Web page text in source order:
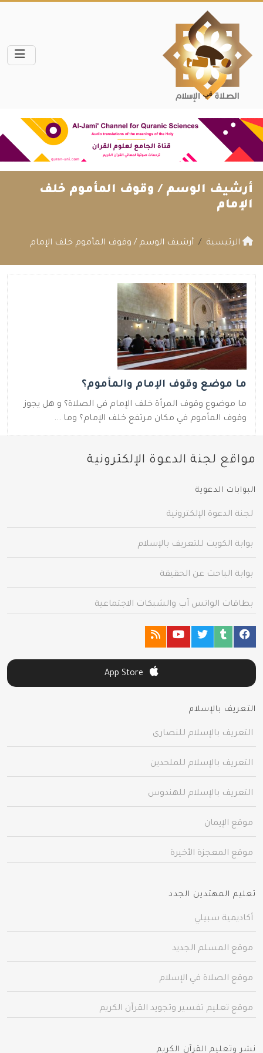
أرشيف الوسم / وقوف المأموم خلف
الإمام
الرئيسية أرشيف الوسم / وقوف المأموم خلف الإمام
ما موضع وقوف الإمام والمأموم؟
ما موضوع وقوف المرأة خلف الإمام في الصلاة؟ و هل يجوز
وقوف المأموم في مكان مرتفع خلف الإمام؟ وما ...
مواقع لجنة الدعوة الإلكترونية
البوابات الدعوية
لجنة الدعوة الإلكترونية
بوابة الكويت للتعريف بالإسلام
بوابة الباحث عن الحقيقة
بطاقات الواتس آب والشبكات الاجتماعية
التعريف بالإسلام
التعريف بالإسلام للنصارى
التعريف بالإسلام للملحدين
التعريف بالإسلام للهندوس
موقع الإيمان
موقع المعجزة الأخيرة
تعليم المهتدين الجدد
أكاديمية سبيلي
موقع المسلم الجديد
موقع الصلاة في الإسلام
موقع تعليم تفسير وتجويد القرآن الكريم
نشر وتعليم القرآن الكريم